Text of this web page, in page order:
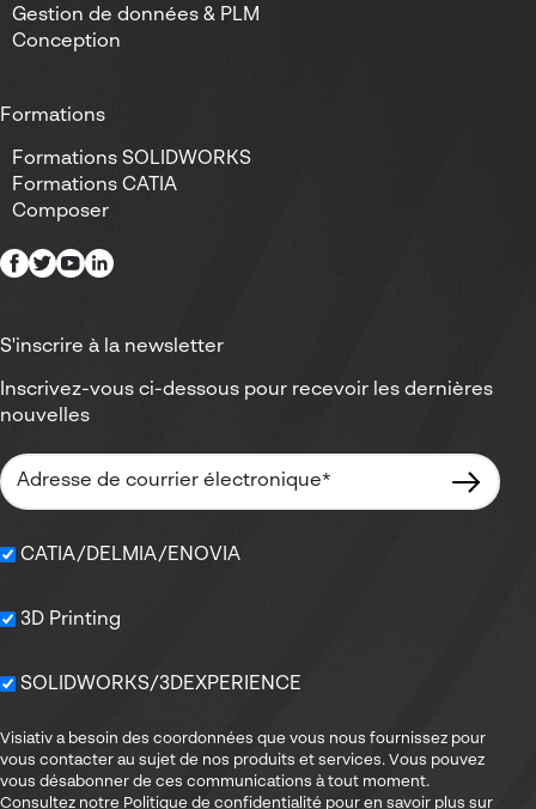
Gestion de données & PLM
Conception
Formations
Formations SOLIDWORKS
Formations CATIA
Composer
S'inscrire à la newsletter
Inscrivez-vous ci-dessous pour recevoir les dernières
nouvelles
CATIA/DELMIA/ENOVIA
3D Printing
SOLIDWORKS/3DEXPERIENCE
Visiativ a besoin des coordonnées que vous nous fournissez pour
vous contacter au sujet de nos produits et services. Vous pouvez
vous désabonner de ces communications à tout moment.
Consultez notre Politique de confidentialité pour en savoir plus sur